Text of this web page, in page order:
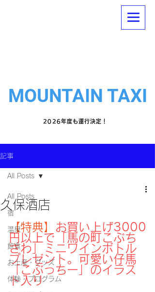
MOUNTAIN TAXI
2026年度も運行決定！
記事
All Posts
宿
温泉
飲食
お土産・グッズ
体験・プログラム
All Posts
久保酒店
【特典】 お買い上げ3000
円以上で「馬の町こぶち
さわ」ミニワインボトル
プレゼント。可愛い仔馬
「こぶっちー」のイラス
ト入り